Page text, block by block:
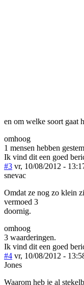
en om welke soort gaat
omhoog
1 mensen hebben
Ik vind dit een goed
#3 vr, 10/08/2012 -
snevac
Omdat ze nog zo klein
vermoed 3
doornig.
omhoog
3 waarderingen.
Ik vind dit een goed
#4 vr, 10/08/2012 -
Jones
Waarom heb je al